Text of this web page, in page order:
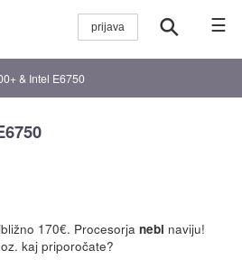
☰
& Intel E6750
170€. Procesorjanebi naviju!
kaj priporočate?